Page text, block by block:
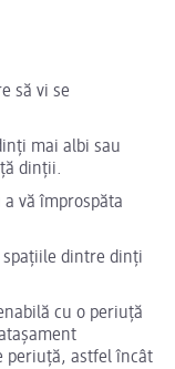
să vi se
mai albi sau
dinții.
vă împrospăta
dintre dinți
cu o periuță
periuță, astfel încât